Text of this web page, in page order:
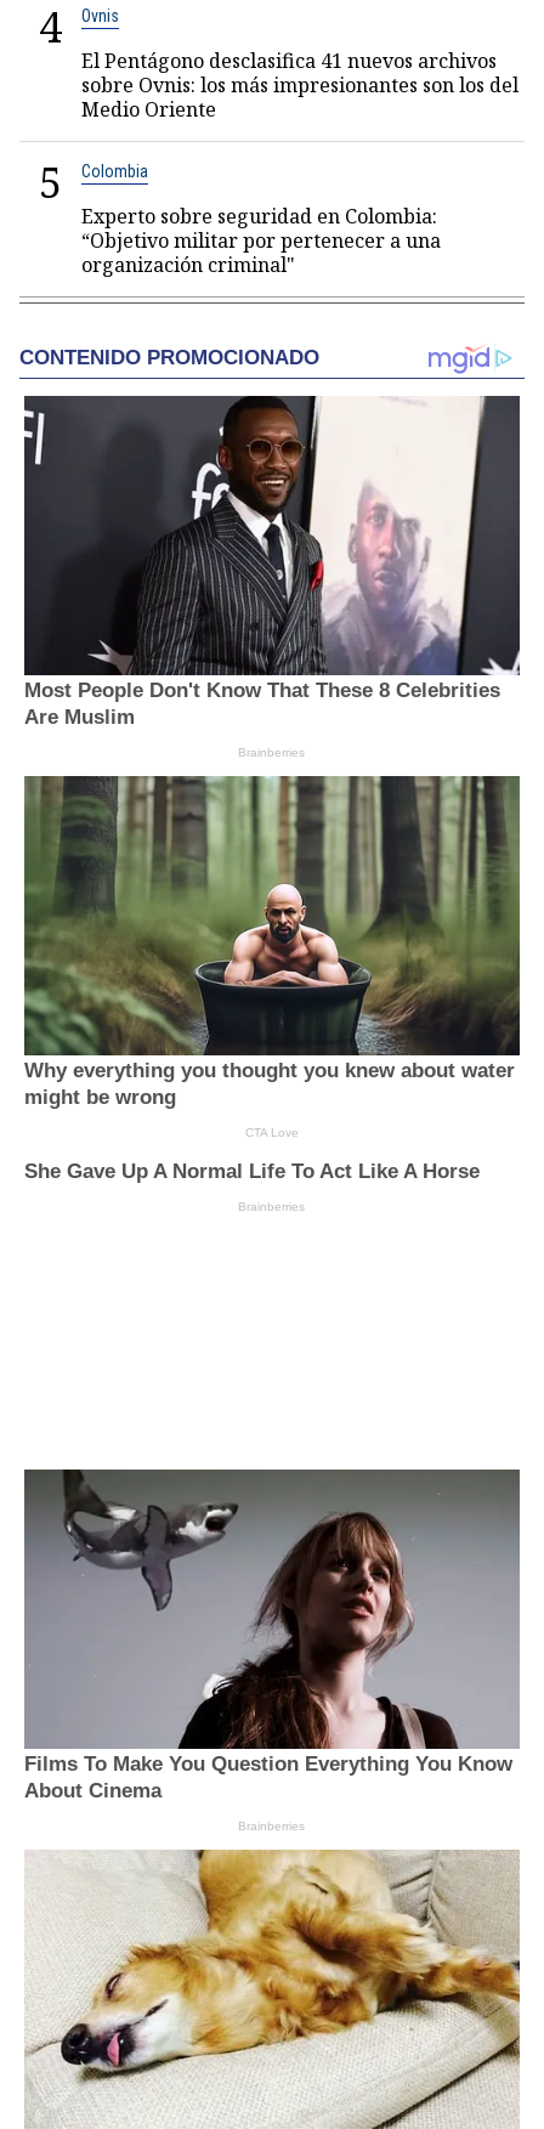
4 Ovnis
El Pentágono desclasifica 41 nuevos archivos
sobre Ovnis: los más impresionantes son los del
Medio Oriente
5 Colombia
Experto sobre seguridad en Colombia:
“Objetivo militar por pertenecer a una
organización criminal"